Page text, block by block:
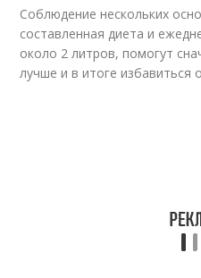
Соблюдение нескольких
составленная диета и
около 2 литров, помогут
лучше и в итоге избавиться